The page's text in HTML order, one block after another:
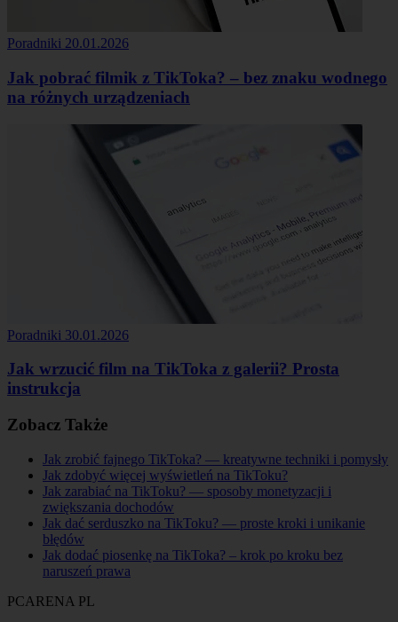
Poradniki 20.01.2026
Jak pobrać filmik z TikToka? – bez znaku wodnego
na różnych urządzeniach
Poradniki 30.01.2026
Jak wrzucić film na TikToka z galerii? Prosta
instrukcja
Zobacz Także
Jak zrobić fajnego TikToka? — kreatywne techniki i pomysły
Jak zdobyć więcej wyświetleń na TikToku?
Jak zarabiać na TikToku? — sposoby monetyzacji i
zwiększania dochodów
Jak dać serduszko na TikToku? — proste kroki i unikanie
błędów
Jak dodać piosenkę na TikToka? – krok po kroku bez
naruszeń prawa
PCARENA PL